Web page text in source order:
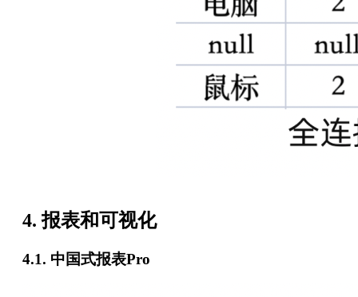
4. 报表和可视化
4.1. 中国式报表Pro